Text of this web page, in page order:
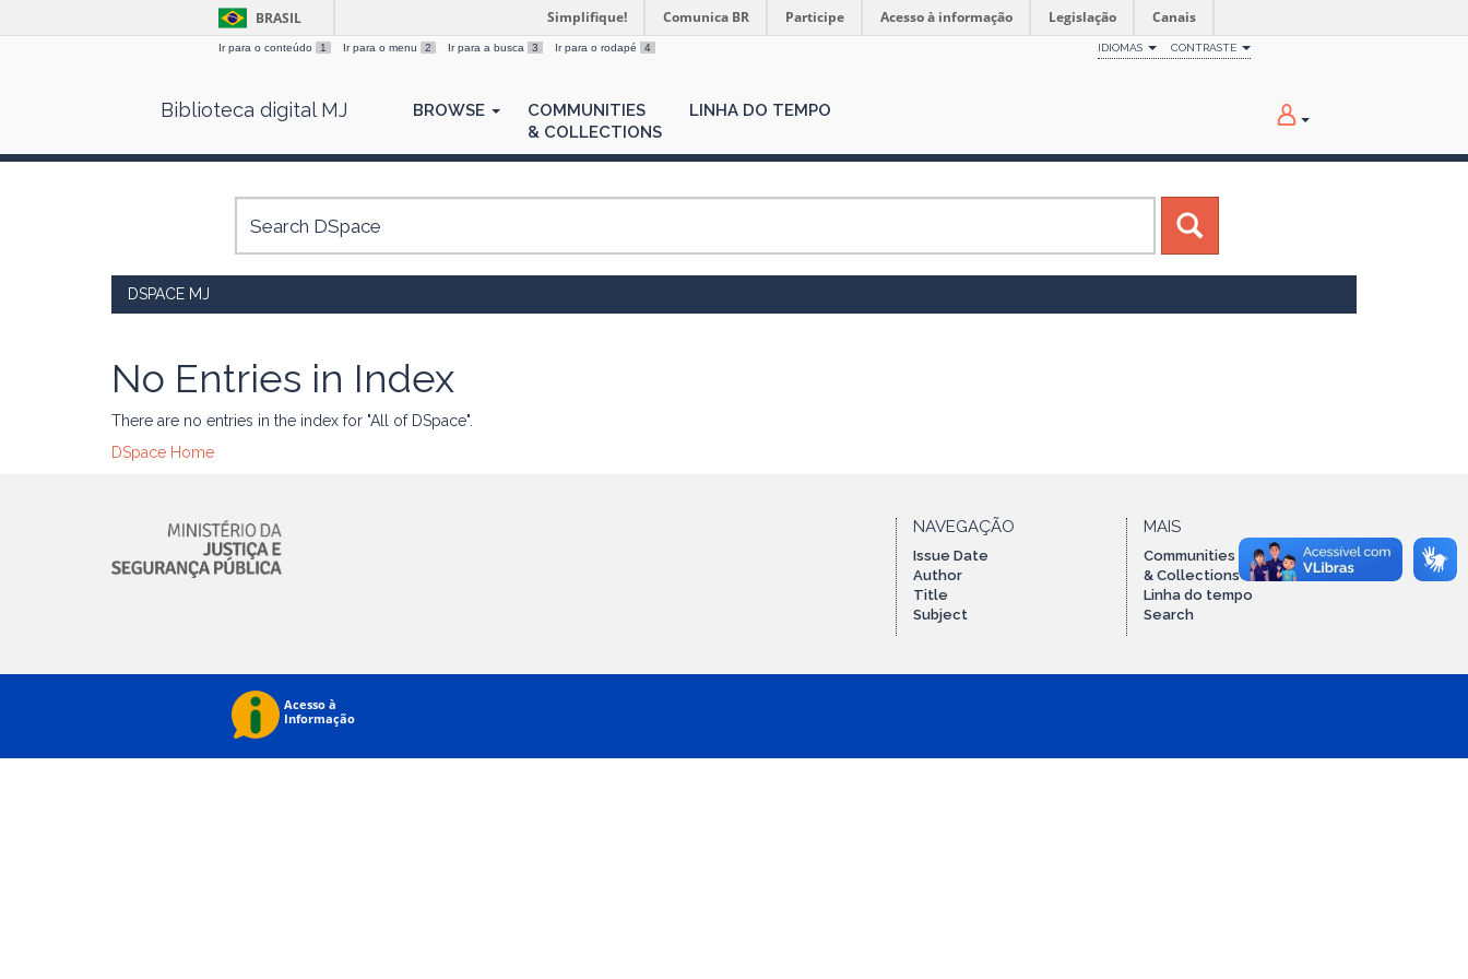
BRASIL Simplifique! Comunica BR Participe Acesso à informação Legislação Canais
Ir para o conteúdo 1 Ir para o menu 2 Ir para a busca 3 Ir para o rodapé 4 IDIOMAS CONTRASTE
Biblioteca digital MJ BROWSE
COMMUNITIES
& COLLECTIONS
LINHA DO TEMPO
DSPACE MJ
No Entries in Index
There are no entries in the index for "All of DSpace".
DSpace Home
NAVEGAÇÃO
Issue Date
Author
Title
Subject
MAIS
Communities
& Collections
Linha do tempo
Search